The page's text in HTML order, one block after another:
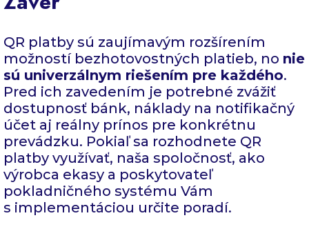
QR platby sú zaujímavým rozšírením
možností bezhotovostných platieb, no nie
sú univerzálnym riešením pre každého.
Pred ich zavedením je potrebné zvážiť
dostupnosť bánk, náklady na notifikačný
účet aj reálny prínos pre konkrétnu
prevádzku. Pokiaľ sa rozhodnete QR
platby využívať, naša spoločnosť, ako
výrobca ekasy a poskytovateľ
pokladničného systému Vám
s implementáciou určite poradí.